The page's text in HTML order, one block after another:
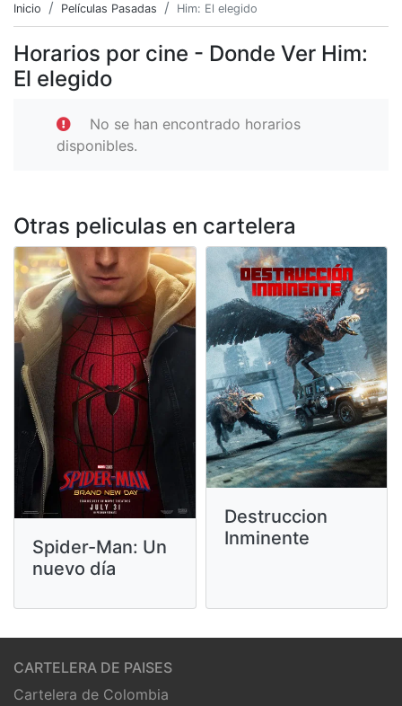
Inicio Películas Pasadas Him: El elegido
Horarios por cine - Donde Ver Him:
El elegido
No se han encontrado horarios
disponibles.
Otras peliculas en cartelera
Spider-Man: Un
nuevo día
Destruccion
Inminente
CARTELERA DE PAISES
Cartelera de Colombia